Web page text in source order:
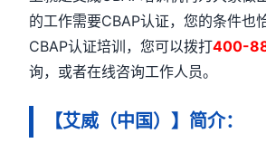
的工作需要CBAP认证，您的条件也
CBAP认证培训，您可以拨打400-
询，或者在线咨询工作人员。
【艾威（中国）】简介：